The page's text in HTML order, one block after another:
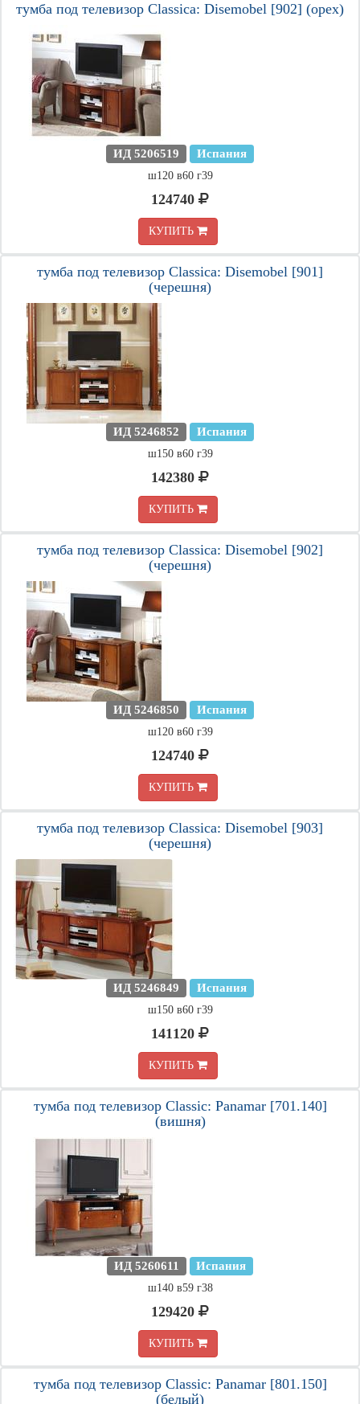
тумба под телевизор Classica: Disemobel [902] (орех)
ИД 5206519 Испания
ш120 в60 г39
124740
КУПИТЬ
тумба под телевизор Classica: Disemobel [901]
(черешня)
ИД 5246852 Испания
ш150 в60 г39
142380
КУПИТЬ
тумба под телевизор Classica: Disemobel [902]
(черешня)
ИД 5246850 Испания
ш120 в60 г39
124740
КУПИТЬ
тумба под телевизор Classica: Disemobel [903]
(черешня)
ИД 5246849 Испания
ш150 в60 г39
141120
КУПИТЬ
тумба под телевизор Classic: Panamar [701.140]
(вишня)
ИД 5260611 Испания
ш140 в59 г38
129420
КУПИТЬ
тумба под телевизор Classic: Panamar [801.150]
(белый)